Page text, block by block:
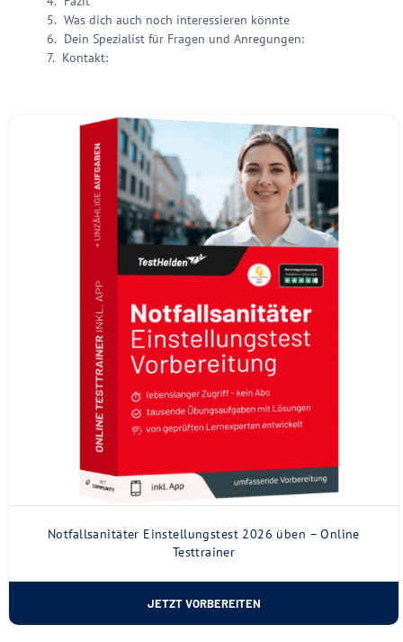
Was dich auch noch interessieren könnte
Dein Spezialist für Fragen und Anregungen:
Kontakt:
Notfallsanitäter Einstellungstest 2026 üben – Online
Testtrainer
JETZT VORBEREITEN